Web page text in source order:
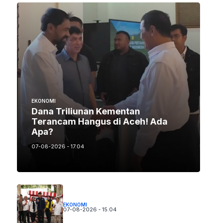
EKONOMI
Dana Triliunan Kementan
Terancam Hangus di Aceh! Ada
Apa?
07-08-2026 - 17.04
EKONOMI
07-08-2026 - 15.04